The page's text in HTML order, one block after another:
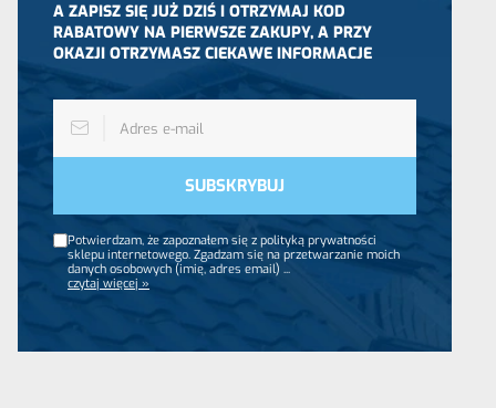
A ZAPISZ SIĘ JUŻ DZIŚ I OTRZYMAJ KOD
RABATOWY NA PIERWSZE ZAKUPY, A PRZY
OKAZJI OTRZYMASZ CIEKAWE INFORMACJE
Potwierdzam, że zapoznałem się z polityką prywatności
sklepu internetowego. Zgadzam się na przetwarzanie moich
danych osobowych (imię, adres email) ...
czytaj więcej »